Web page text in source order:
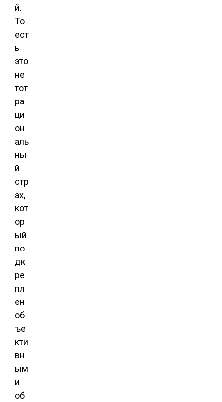
й.
То
ест
ь
это
не
тот
ра
ци
он
аль
ны
й
стр
ах,
кот
ор
ый
по
дк
ре
пл
ен
об
ъе
кти
вн
ым
и
об